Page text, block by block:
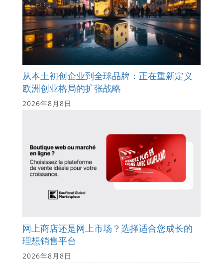
从本土初创企业到全球品牌：正在重新定义
欧洲创业格局的扩张战略
2026年8月8日
网上商店还是网上市场？选择适合您成长的
理想销售平台
2026年8月8日